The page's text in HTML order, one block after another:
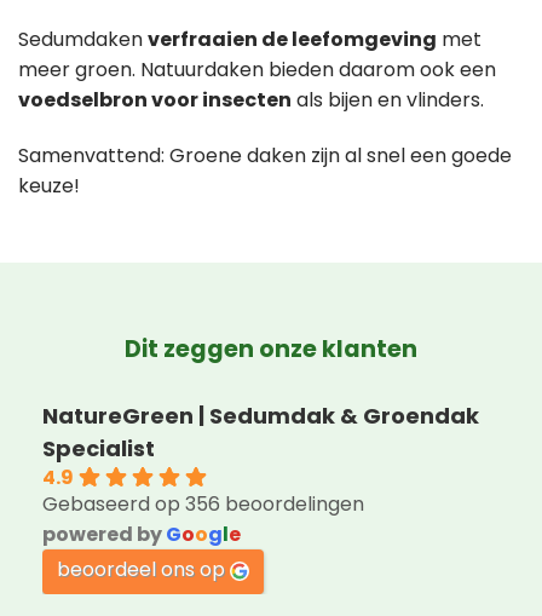
Sedumdakenverfraaien de leefomgeving met
meer groen. Natuurdaken bieden daarom ook een
voedselbron voor insecten als bijen en vlinders.
Samenvattend: Groene daken zijn al snel een goede
keuze!
Dit zeggen onze klanten
NatureGreen | Sedumdak & Groendak
Specialist
4.9
Gebaseerd op 356 beoordelingen
powered byGoogle
beoordeel ons op